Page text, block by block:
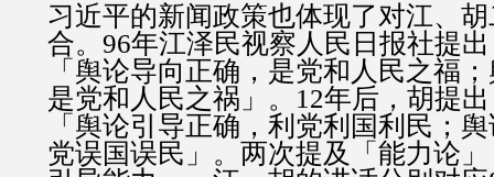
习近平的新闻政策也体现了对江、
合。96年江泽民视察人民日报社提
「舆论导向正确，是党和人民之福
是党和人民之祸」。12年后，胡提
「舆论引导正确，利党利国利民；
党误国误民」。两次提及「能力论